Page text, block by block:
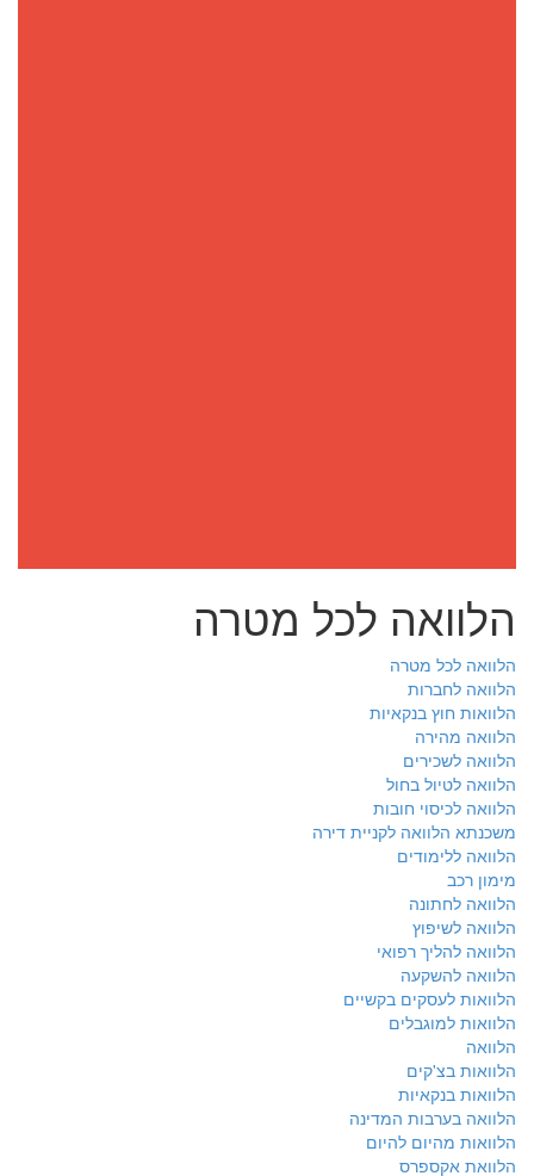
הלוואה לכל מטרה
הלוואה לכל מטרה
הלוואה לחברות
הלוואות חוץ בנקאיות
הלוואה מהירה
הלוואה לשכירים
הלוואה לטיול בחול
הלוואה לכיסוי חובות
משכנתא הלוואה לקניית דירה
הלוואה ללימודים
מימון רכב
הלוואה לחתונה
הלוואה לשיפוץ
הלוואה להליך רפואי
הלוואה להשקעה
הלוואות לעסקים בקשיים
הלוואות למוגבלים
הלוואה
הלוואות בצ'קים
הלוואות בנקאיות
הלוואה בערבות המדינה
הלוואות מהיום להיום
הלוואת אקספרס